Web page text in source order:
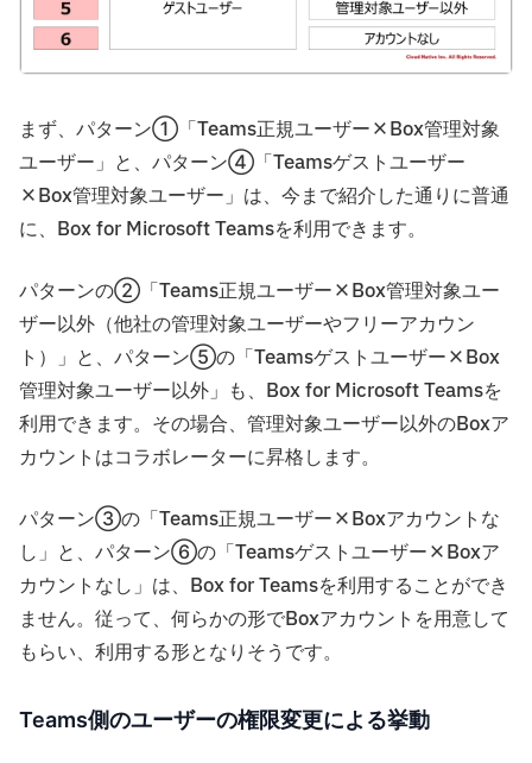
まず、パターン①「Teams正規ユーザー×Box管理対象
ユーザー」と、パターン④「Teamsゲストユーザー
×Box管理対象ユーザー」は、今まで紹介した通りに普通
に、Box for Microsoft Teamsを利用できます。
パターンの②「Teams正規ユーザー×Box管理対象ユー
ザー以外（他社の管理対象ユーザーやフリーアカウン
ト）」と、パターン⑤の「Teamsゲストユーザー×Box
管理対象ユーザー以外」も、Box for Microsoft Teamsを
利用できます。その場合、管理対象ユーザー以外のBoxア
カウントはコラボレーターに昇格します。
パターン③の「Teams正規ユーザー×Boxアカウントな
し」と、パターン⑥の「Teamsゲストユーザー×Boxア
カウントなし」は、Box for Teamsを利用することができ
ません。従って、何らかの形でBoxアカウントを用意して
もらい、利用する形となりそうです。
Teams側のユーザーの権限変更による挙動